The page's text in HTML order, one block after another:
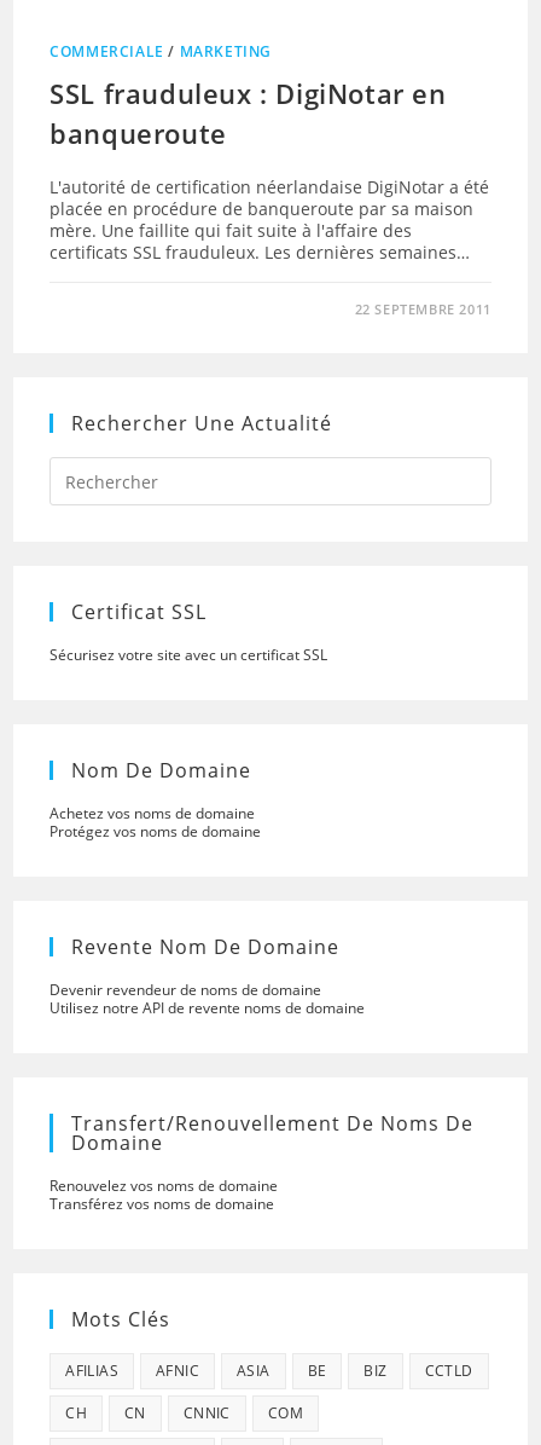
COMMERCIALE / MARKETING
SSL frauduleux : DigiNotar en
banqueroute
L'autorité de certification néerlandaise DigiNotar a été
placée en procédure de banqueroute par sa maison
mère. Une faillite qui fait suite à l'affaire des
certificats SSL frauduleux. Les dernières semaines…
22 SEPTEMBRE 2011
Rechercher Une Actualité
Press
to
Certificat SSL
Sécurisez votre site avec un certificat SSL
Nom De Domaine
Achetez vos noms de domaine
Protégez vos noms de domaine
Revente Nom De Domaine
Devenir revendeur de noms de domaine
Utilisez notre API de revente noms de domaine
Transfert/renouvellement De Noms De
Domaine
Renouvelez vos noms de domaine
Transférez vos noms de domaine
Mots Clés
AFILIAS AFNIC ASIA BE BIZ CCTLD
CH CN CNNIC COM